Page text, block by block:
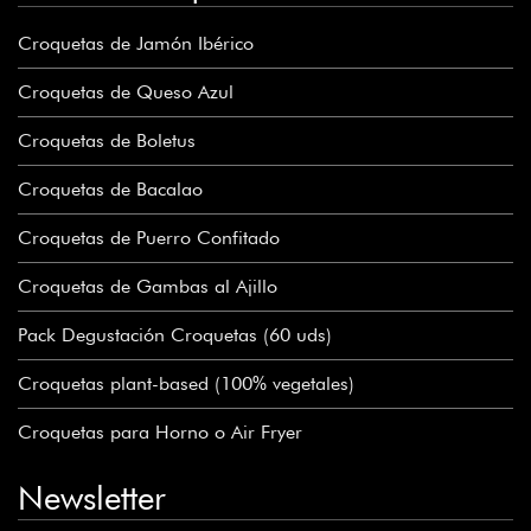
Riquiiiiiiisimas
Oscar Luis Martin Vazquez
Exquisito
nieves Guinea
Croquetas de Jamón Ibérico
Croquetas de Queso Azul
Croquetas de Boletus
Croquetas de Bacalao
Croquetas de Puerro Confitado
Croquetas de Gambas al Ajillo
Pack Degustación Croquetas (60 uds)
Croquetas plant-based (100% vegetales)
Croquetas para Horno o Air Fryer
Newsletter